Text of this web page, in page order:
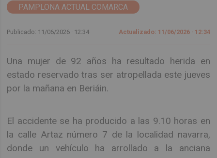
PAMPLONA ACTUAL COMARCA
Publicado: 11/06/2026 · 12:34 Actualizado: 11/06/2026 · 12:34
Una mujer de 92 años ha resultado herida en
estado reservado tras ser atropellada este jueves
por la mañana en Beriáin.
El accidente se ha producido a las 9.10 horas en
la calle Artaz número 7 de la localidad navarra,
donde un vehículo ha arrollado a la anciana